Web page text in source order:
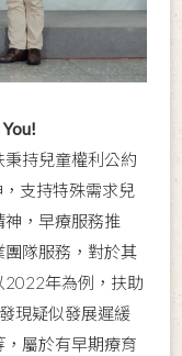
持兒童權利公約
支持特殊需求兒
，早療服務推
隊服務，對於其
2022年為例，扶助
現疑似發展遲緩
屬於有早期療育